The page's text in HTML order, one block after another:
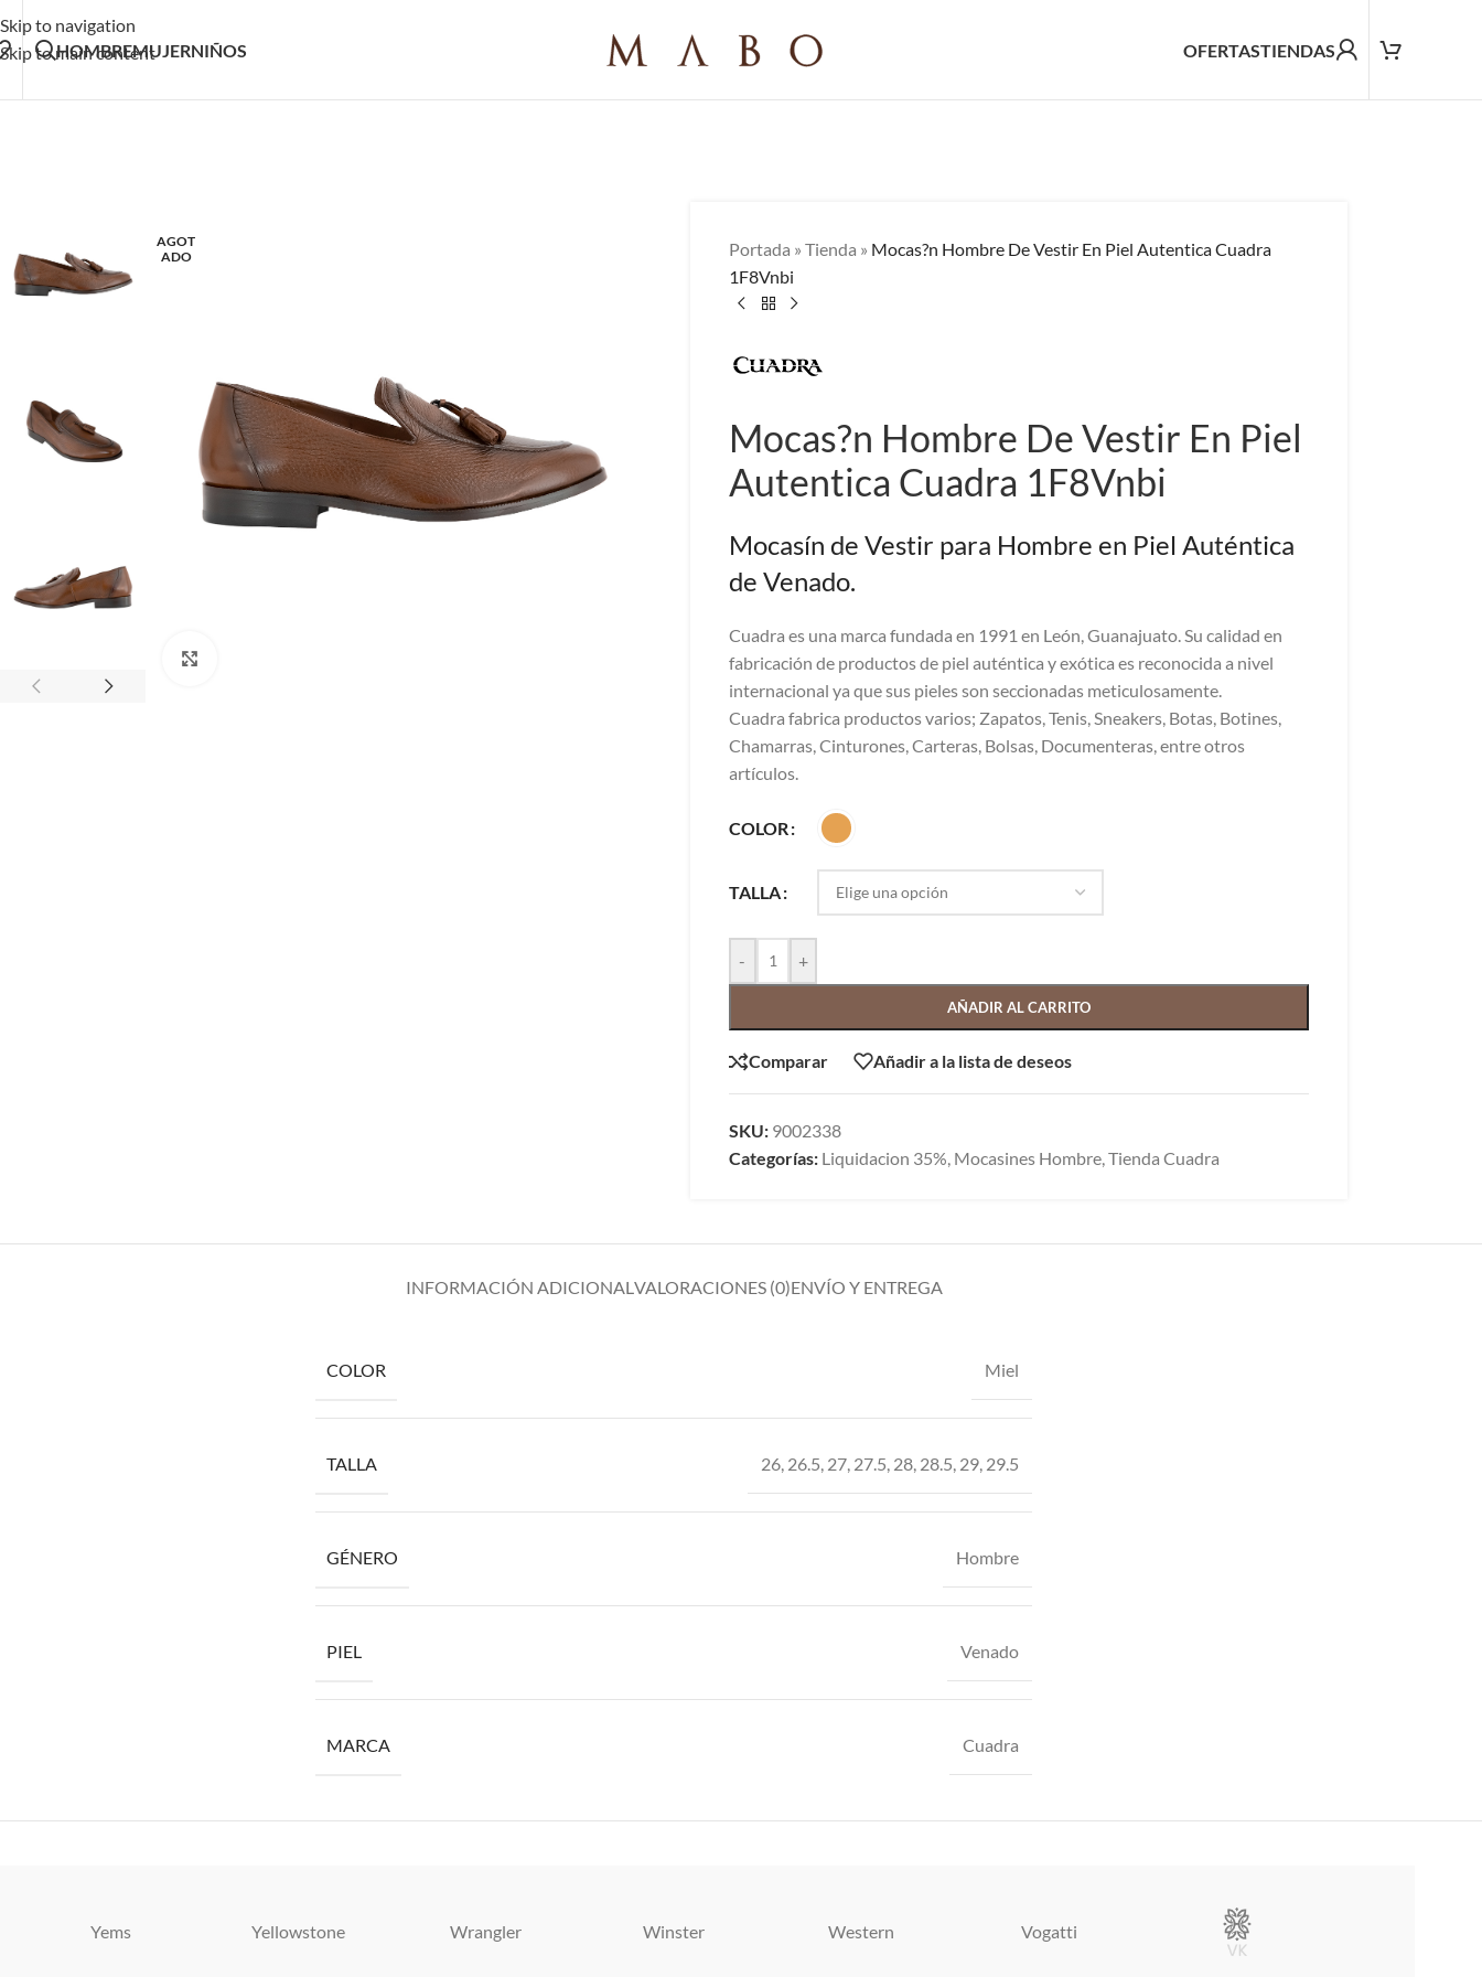
Skip to navigation
Skip to main content
HOMBREMUJERNIÑOS OFERTASTIENDAS
AGOT
ADO
Portada » Tienda » Mocas?n Hombre De Vestir En Piel Autentica Cuadra
1F8Vnbi
Mocas?n Hombre De Vestir En Piel
Autentica Cuadra 1F8Vnbi
Mocasín de Vestir para Hombre en Piel Auténtica
de Venado.
Cuadra es una marca fundada en 1991 en León, Guanajuato. Su calidad en
fabricación de productos de piel auténtica y exótica es reconocida a nivel
internacional ya que sus pieles son seccionadas meticulosamente.
Cuadra fabrica productos varios; Zapatos, Tenis, Sneakers, Botas, Botines,
Chamarras, Cinturones, Carteras, Bolsas, Documenteras, entre otros
artículos.
COLOR
TALLA
- +
AÑADIR AL CARRITO
Comparar Añadir a la lista de deseos
SKU: 9002338
Categorías: Liquidacion 35%, Mocasines Hombre,Tienda Cuadra
INFORMACIÓN ADICIONALVALORACIONES (0)ENVÍO Y ENTREGA
COLOR Miel
TALLA 26, 26.5, 27, 27.5, 28, 28.5, 29, 29.5
GÉNERO Hombre
PIEL Venado
MARCA Cuadra
Yems Yellowstone Wrangler Winster Western Vogatti